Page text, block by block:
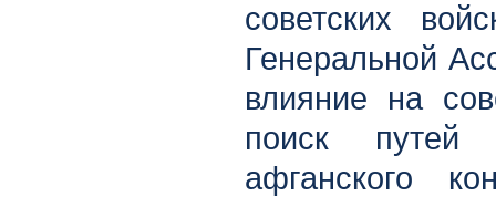
советских
Генеральной
влияние на
поиск путей
афганского